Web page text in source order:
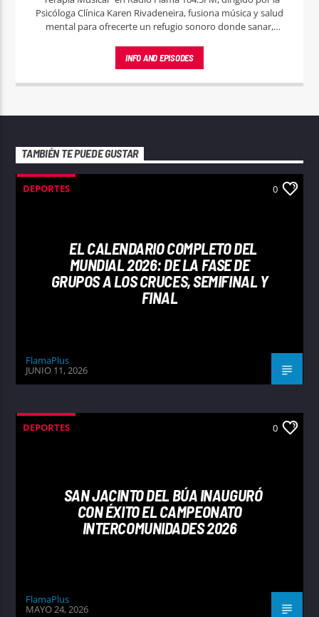
Psicóloga Clínica Karen Rivadeneira, fusiona música y salud
mental para ofrecerte un refugio sonoro donde sanar,
INFO AND EPISODES
TAMBIÉN TE PUEDE GUSTAR
DEPORTES 0
EL CALENDARIO COMPLETO DEL
MUNDIAL 2026: DE LA FASE DE
GRUPOS A LOS CRUCES, SEMIFINAL Y
FINAL
FlamaPlus
JUNIO 11, 2026
DEPORTES 0
SAN JACINTO DEL BÚA INAUGURÓ
CON ÉXITO EL CAMPEONATO
INTERCOMUNIDADES 2026
FlamaPlus
MAYO 24, 2026